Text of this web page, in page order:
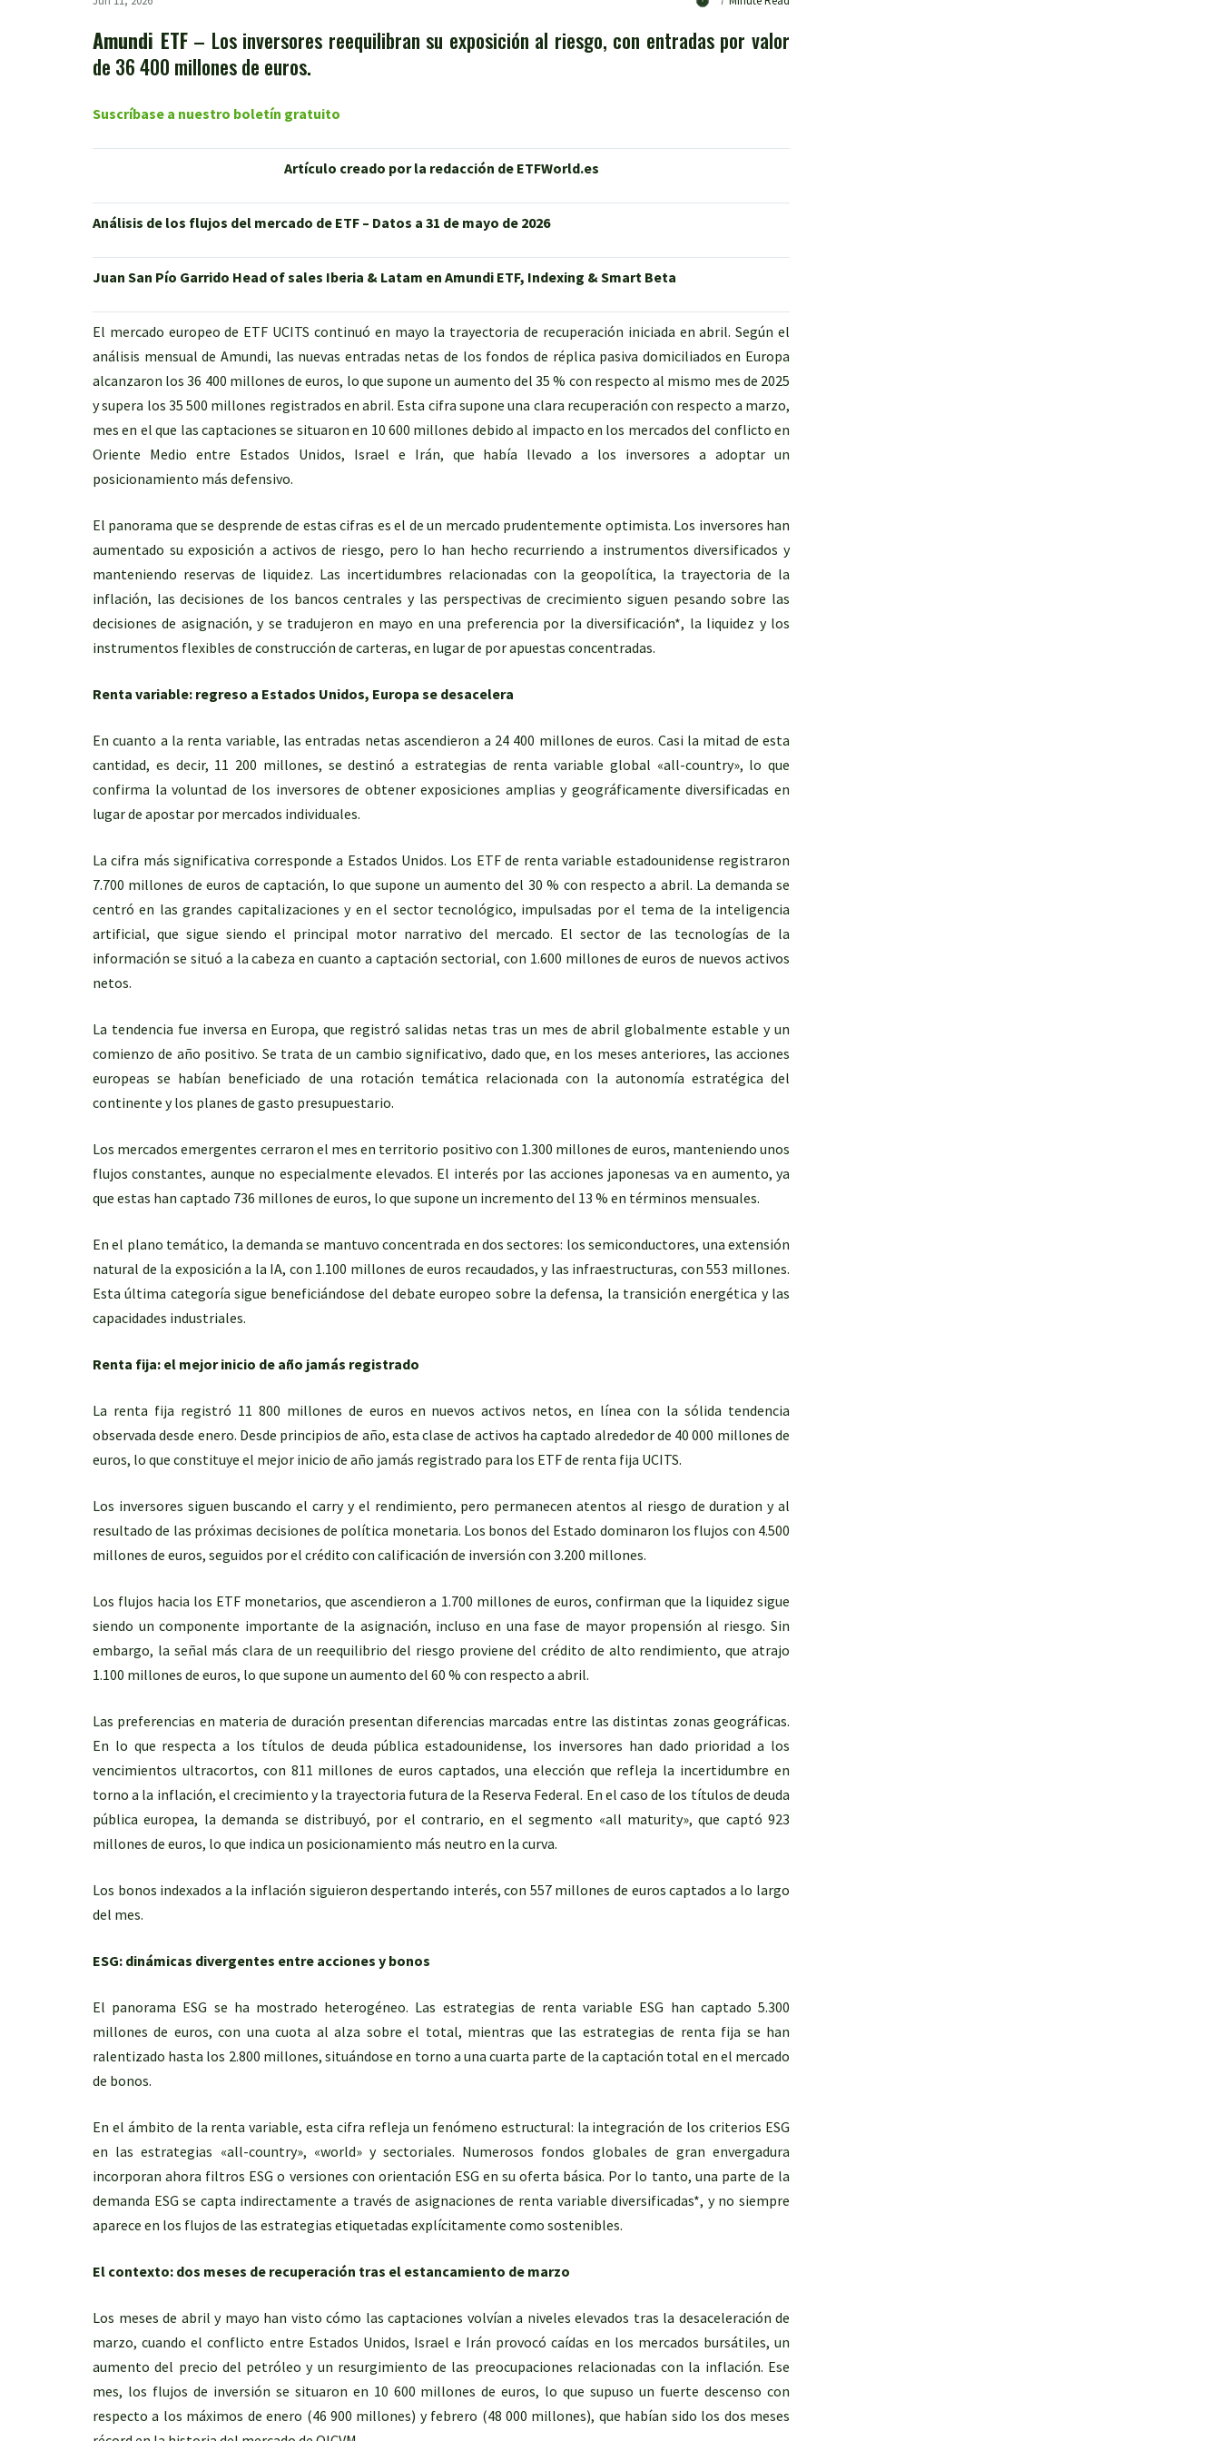
Amundi ETF– Los inversores reequilibran su exposición al riesgo, con entradas por valor
de 36 400 millones de euros.
Suscríbase a nuestro boletín gratuito
Artículo creado por la redacción de ETFWorld.es
Análisis de los flujos del mercado de ETF – Datos a 31 de mayo de 2026
Juan San Pío Garrido Head of sales Iberia & Latam en Amundi ETF, Indexing & Smart Beta
El mercado europeo de ETF UCITS continuó en mayo la trayectoria de recuperación iniciada en abril. Según el
análisis mensual de Amundi, las nuevas entradas netas de los fondos de réplica pasiva domiciliados en Europa
alcanzaron los 36 400 millones de euros, lo que supone un aumento del 35 % con respecto al mismo mes de 2025
y supera los 35 500 millones registrados en abril. Esta cifra supone una clara recuperación con respecto a marzo,
mes en el que las captaciones se situaron en 10 600 millones debido al impacto en los mercados del conflicto en
Oriente Medio entre Estados Unidos, Israel e Irán, que había llevado a los inversores a adoptar un
posicionamiento más defensivo.
El panorama que se desprende de estas cifras es el de un mercado prudentemente optimista. Los inversores han
aumentado su exposición a activos de riesgo, pero lo han hecho recurriendo a instrumentos diversificados y
manteniendo reservas de liquidez. Las incertidumbres relacionadas con la geopolítica, la trayectoria de la
inflación, las decisiones de los bancos centrales y las perspectivas de crecimiento siguen pesando sobre las
decisiones de asignación, y se tradujeron en mayo en una preferencia por la diversificación*, la liquidez y los
instrumentos flexibles de construcción de carteras, en lugar de por apuestas concentradas.
Renta variable: regreso a Estados Unidos, Europa se desacelera
En cuanto a la renta variable, las entradas netas ascendieron a 24 400 millones de euros. Casi la mitad de esta
cantidad, es decir, 11 200 millones, se destinó a estrategias de renta variable global «all-country», lo que
confirma la voluntad de los inversores de obtener exposiciones amplias y geográficamente diversificadas en
lugar de apostar por mercados individuales.
La cifra más significativa corresponde a Estados Unidos. Los ETF de renta variable estadounidense registraron
7.700 millones de euros de captación, lo que supone un aumento del 30 % con respecto a abril. La demanda se
centró en las grandes capitalizaciones y en el sector tecnológico, impulsadas por el tema de la inteligencia
artificial, que sigue siendo el principal motor narrativo del mercado. El sector de las tecnologías de la
información se situó a la cabeza en cuanto a captación sectorial, con 1.600 millones de euros de nuevos activos
netos.
La tendencia fue inversa en Europa, que registró salidas netas tras un mes de abril globalmente estable y un
comienzo de año positivo. Se trata de un cambio significativo, dado que, en los meses anteriores, las acciones
europeas se habían beneficiado de una rotación temática relacionada con la autonomía estratégica del
continente y los planes de gasto presupuestario.
Los mercados emergentes cerraron el mes en territorio positivo con 1.300 millones de euros, manteniendo unos
flujos constantes, aunque no especialmente elevados. El interés por las acciones japonesas va en aumento, ya
que estas han captado 736 millones de euros, lo que supone un incremento del 13 % en términos mensuales.
En el plano temático, la demanda se mantuvo concentrada en dos sectores: los semiconductores, una extensión
natural de la exposición a la IA, con 1.100 millones de euros recaudados, y las infraestructuras, con 553 millones.
Esta última categoría sigue beneficiándose del debate europeo sobre la defensa, la transición energética y las
capacidades industriales.
Renta fija: el mejor inicio de año jamás registrado
La renta fija registró 11 800 millones de euros en nuevos activos netos, en línea con la sólida tendencia
observada desde enero. Desde principios de año, esta clase de activos ha captado alrededor de 40 000 millones de
euros, lo que constituye el mejor inicio de año jamás registrado para los ETF de renta fija UCITS.
Los inversores siguen buscando el carry y el rendimiento, pero permanecen atentos al riesgo de duration y al
resultado de las próximas decisiones de política monetaria. Los bonos del Estado dominaron los flujos con 4.500
millones de euros, seguidos por el crédito con calificación de inversión con 3.200 millones.
Los flujos hacia los ETF monetarios, que ascendieron a 1.700 millones de euros, confirman que la liquidez sigue
siendo un componente importante de la asignación, incluso en una fase de mayor propensión al riesgo. Sin
embargo, la señal más clara de un reequilibrio del riesgo proviene del crédito de alto rendimiento, que atrajo
1.100 millones de euros, lo que supone un aumento del 60 % con respecto a abril.
Las preferencias en materia de duración presentan diferencias marcadas entre las distintas zonas geográficas.
En lo que respecta a los títulos de deuda pública estadounidense, los inversores han dado prioridad a los
vencimientos ultracortos, con 811 millones de euros captados, una elección que refleja la incertidumbre en
torno a la inflación, el crecimiento y la trayectoria futura de la Reserva Federal. En el caso de los títulos de deuda
pública europea, la demanda se distribuyó, por el contrario, en el segmento «all maturity», que captó 923
millones de euros, lo que indica un posicionamiento más neutro en la curva.
Los bonos indexados a la inflación siguieron despertando interés, con 557 millones de euros captados a lo largo
del mes.
ESG: dinámicas divergentes entre acciones y bonos
El panorama ESG se ha mostrado heterogéneo. Las estrategias de renta variable ESG han captado 5.300
millones de euros, con una cuota al alza sobre el total, mientras que las estrategias de renta fija se han
ralentizado hasta los 2.800 millones, situándose en torno a una cuarta parte de la captación total en el mercado
de bonos.
En el ámbito de la renta variable, esta cifra refleja un fenómeno estructural: la integración de los criterios ESG
en las estrategias «all-country», «world» y sectoriales. Numerosos fondos globales de gran envergadura
incorporan ahora filtros ESG o versiones con orientación ESG en su oferta básica. Por lo tanto, una parte de la
demanda ESG se capta indirectamente a través de asignaciones de renta variable diversificadas*, y no siempre
aparece en los flujos de las estrategias etiquetadas explícitamente como sostenibles.
El contexto: dos meses de recuperación tras el estancamiento de marzo
Los meses de abril y mayo han visto cómo las captaciones volvían a niveles elevados tras la desaceleración de
marzo, cuando el conflicto entre Estados Unidos, Israel e Irán provocó caídas en los mercados bursátiles, un
aumento del precio del petróleo y un resurgimiento de las preocupaciones relacionadas con la inflación. Ese
mes, los flujos de inversión se situaron en 10 600 millones de euros, lo que supuso un fuerte descenso con
respecto a los máximos de enero (46 900 millones) y febrero (48 000 millones), que habían sido los dos meses